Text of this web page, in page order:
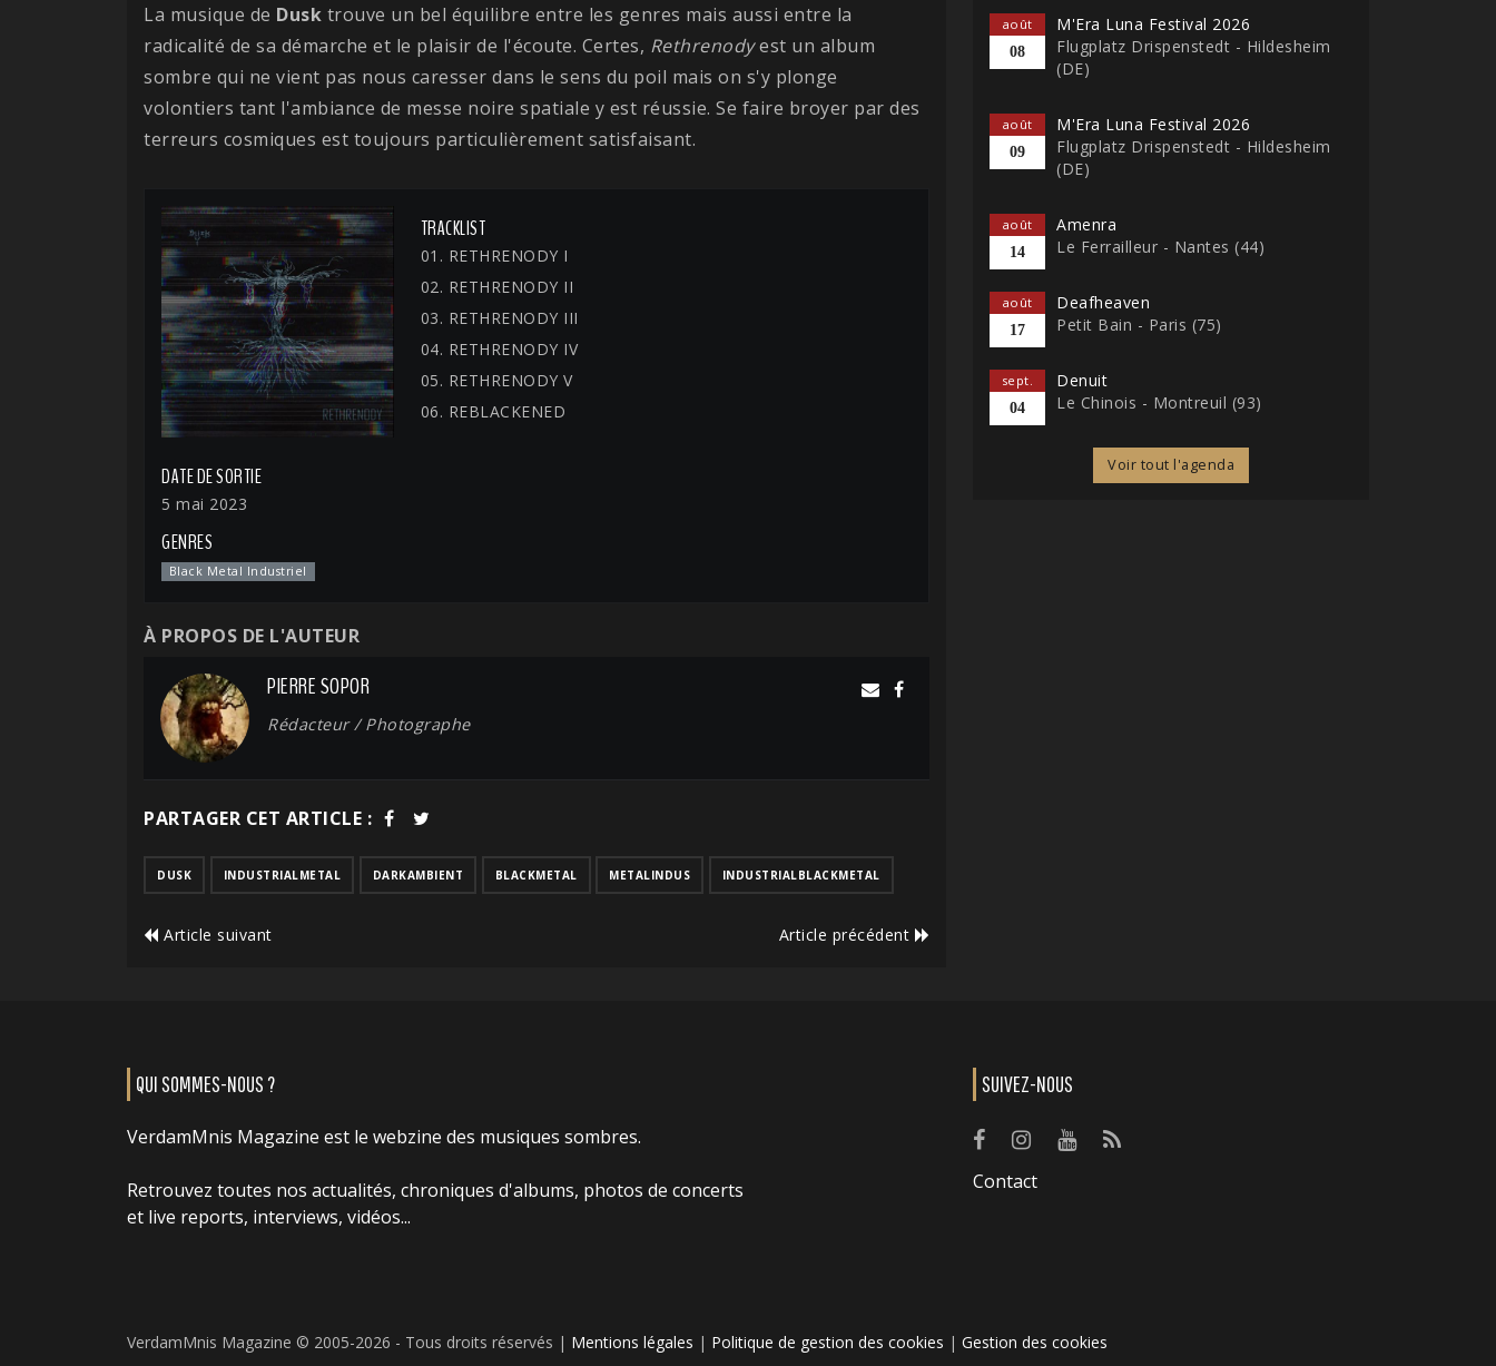
La musique de Dusk trouve un bel équilibre entre les genres mais aussi entre la
radicalité de sa démarche et le plaisir de l'écoute. Certes, Rethrenodyest un album
sombre qui ne vient pas nous caresser dans le sens du poil mais on s'y plonge
volontiers tant l'ambiance de messe noire spatiale y est réussie. Se faire broyer par des
terreurs cosmiques est toujours particulièrement satisfaisant.
DATE DE SORTIE
5 mai 2023
GENRES
Black Metal Industriel
TRACKLIST
01. RETHRENODY I
02. RETHRENODY II
03. RETHRENODY III
04. RETHRENODY IV
05. RETHRENODY V
06. REBLACKENED
À PROPOS DE L'AUTEUR
PIERRE SOPOR
Rédacteur / Photographe
PARTAGER CET ARTICLE :
DUSK INDUSTRIALMETAL DARKAMBIENT BLACKMETAL METALINDUS INDUSTRIALBLACKMETAL
Article suivant Article précédent
août
08
M'Era Luna Festival 2026
Flugplatz Drispenstedt - Hildesheim
(DE)
août
09
M'Era Luna Festival 2026
Flugplatz Drispenstedt - Hildesheim
(DE)
août
14
Amenra
Le Ferrailleur - Nantes (44)
août
17
Deafheaven
Petit Bain - Paris (75)
sept.
04
Denuit
Le Chinois - Montreuil (93)
Voir tout l'agenda
QUI SOMMES-NOUS ?
VerdamMnis Magazine est le webzine des musiques sombres.
Retrouvez toutes nos actualités, chroniques d'albums, photos de concerts
et live reports, interviews, vidéos...
SUIVEZ-NOUS
Contact
VerdamMnis Magazine © 2005-2026 - Tous droits réservés | Mentions légales | Politique de gestion des cookies | Gestion des cookies